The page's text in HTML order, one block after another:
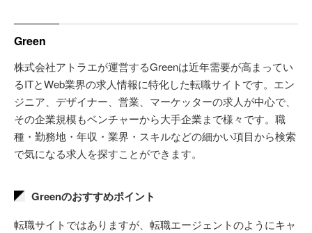
Green
株式会社アトラエが運営するGreenは近年需要が高まってい
るITとWeb業界の求人情報に特化した転職サイトです。エン
ジニア、デザイナー、営業、マーケッターの求人が中心で、
その企業規模もベンチャーから大手企業まで様々です。職
種・勤務地・年収・業界・スキルなどの細かい項目から検索
で気になる求人を探すことができます。
Greenのおすすめポイント
転職サイトではありますが、転職エージェントのようにキャ